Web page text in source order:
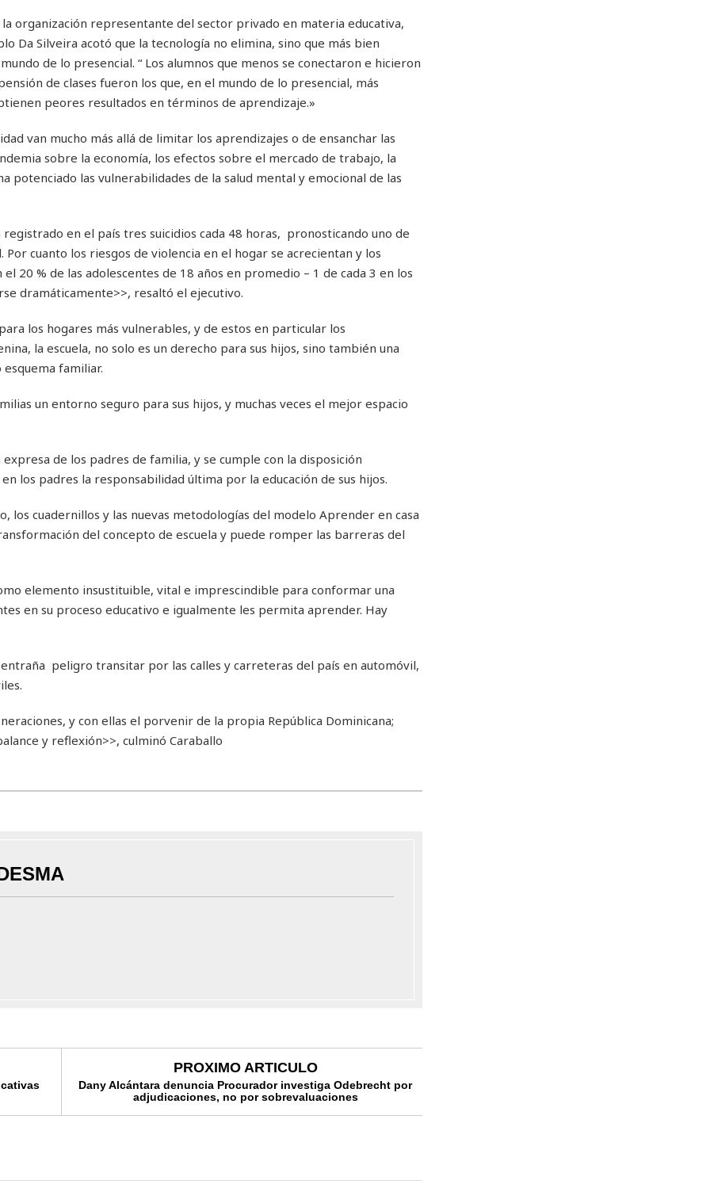
organización representante del sector privado en materia educativa,
Da Silveira acotó que la tecnología no elimina, sino que más bien
de lo presencial. “ Los alumnos que menos se conectaron e hicieron
de clases fueron los que, en el mundo de lo presencial, más
peores resultados en términos de aprendizaje.»
van mucho más allá de limitar los aprendizajes o de ensanchar las
sobre la economía, los efectos sobre el mercado de trabajo, la
potenciado las vulnerabilidades de la salud mental y emocional de las
en el país tres suicidios cada 48 horas, pronosticando uno de
cuanto los riesgos de violencia en el hogar se acrecientan y los
20 % de las adolescentes de 18 años en promedio – 1 de cada 3 en los
dramáticamente>>, resaltó el ejecutivo.
los hogares más vulnerables, y de estos en particular los
la escuela, no solo es un derecho para sus hijos, sino también una
familiar.
un entorno seguro para sus hijos, y muchas veces el mejor espacio
de los padres de familia, y se cumple con la disposición
los padres la responsabilidad última por la educación de sus hijos.
los cuadernillos y las nuevas metodologías del modelo Aprender en casa
del concepto de escuela y puede romper las barreras del
elemento insustituible, vital e imprescindible para conformar una
en su proceso educativo e igualmente les permita aprender. Hay
peligro transitar por las calles y carreteras del país en automóvil,
y con ellas el porvenir de la propia República Dominicana;
y reflexión>>, culminó Caraballo
PROXIMO ARTICULO
Dany Alcántara denuncia Procurador investiga Odebrecht por
adjudicaciones, no por sobrevaluaciones